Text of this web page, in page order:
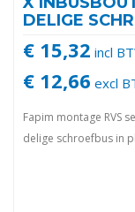
DELIGE
€ 15,32 incl
€ 12,66 excl
Fapim montage RVS
delige schroefbus in